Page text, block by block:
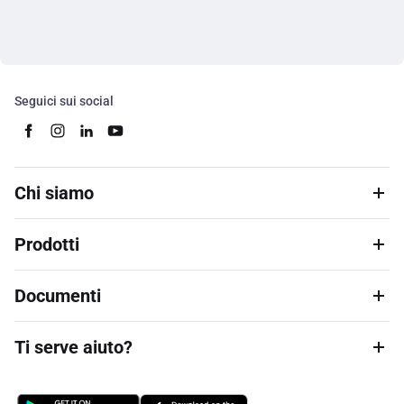
Seguici sui social
Chi siamo
Prodotti
Documenti
Ti serve aiuto?